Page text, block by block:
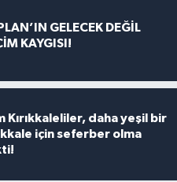
GELECEK DEĞİL
KAYGISI!
Kırıkkaleliler, daha yeşil bir
için seferber olma